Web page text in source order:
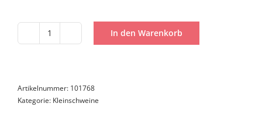
Kleinschwein
In den Warenkorb
Artikelnummer: 101768
Kategorie: Kleinschweine